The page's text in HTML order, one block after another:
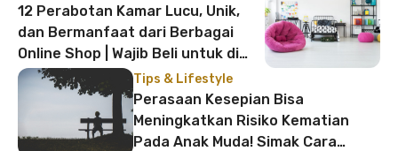
12 Perabotan Kamar Lucu, Unik,
dan Bermanfaat dari Berbagai
Online Shop | Wajib Beli untuk di
Kamar!
Tips & Lifestyle
Perasaan Kesepian Bisa
Meningkatkan Risiko Kematian
Pada Anak Muda! Simak Cara